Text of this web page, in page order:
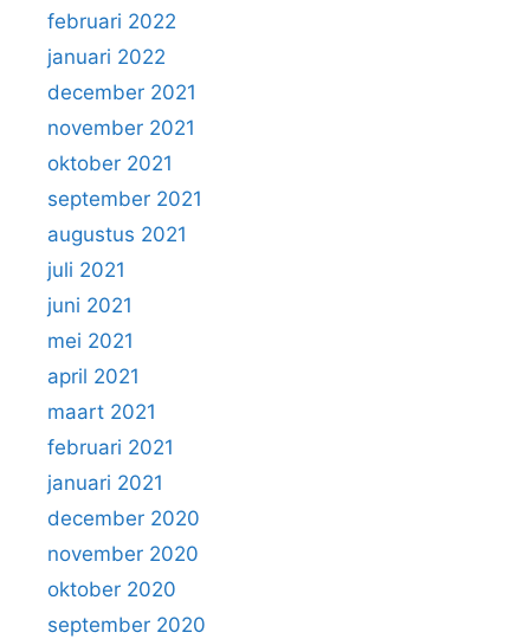
februari 2022
januari 2022
december 2021
november 2021
oktober 2021
september 2021
augustus 2021
juli 2021
juni 2021
mei 2021
april 2021
maart 2021
februari 2021
januari 2021
december 2020
november 2020
oktober 2020
september 2020